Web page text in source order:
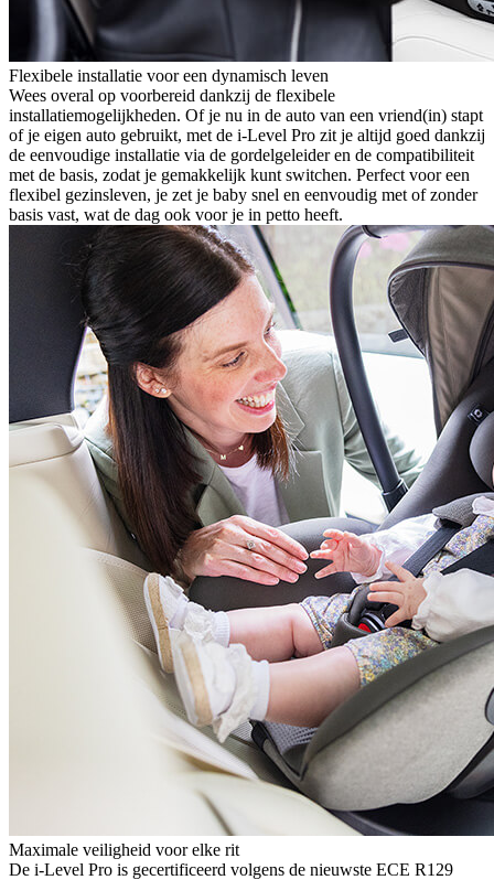
Flexibele installatie voor een dynamisch leven
Wees overal op voorbereid dankzij de flexibele
installatiemogelijkheden. Of je nu in de auto van een vriend(in) stapt
of je eigen auto gebruikt, met de i-Level Pro zit je altijd goed dankzij
de eenvoudige installatie via de gordelgeleider en de compatibiliteit
met de basis, zodat je gemakkelijk kunt switchen. Perfect voor een
flexibel gezinsleven, je zet je baby snel en eenvoudig met of zonder
basis vast, wat de dag ook voor je in petto heeft.
Maximale veiligheid voor elke rit
De i-Level Pro is gecertificeerd volgens de nieuwste ECE R129